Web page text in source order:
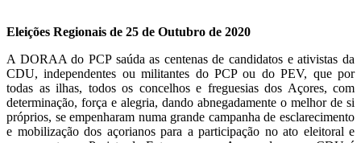
Eleições Regionais de 25 de Outubro de 2020
A DORAA do PCP saúda as centenas de candidatos e ativistas da
CDU, independentes ou militantes do PCP ou do PEV, que por
todas as ilhas, todos os concelhos e freguesias dos Açores, com
determinação, força e alegria, dando abnegadamente o melhor de si
próprios, se empenharam numa grande campanha de esclarecimento
e mobilização dos açorianos para a participação no ato eleitoral e